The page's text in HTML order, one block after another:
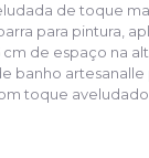
de toque
para pintura,
cm de espaço na
banho artesanalle
toque aveludado